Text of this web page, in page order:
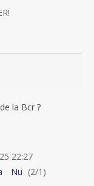
la Bcr ?
22:27
Nu (2/1 )